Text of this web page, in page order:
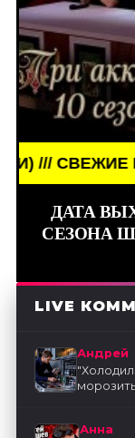
НОВОСТИ
ДАТА
СЕЗОНА
LIVE
Андрей
"
Анна